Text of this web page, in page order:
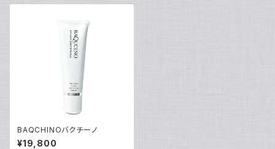
BAQCHINOバクチーノ
¥19,800